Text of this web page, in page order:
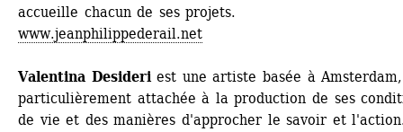
accueille chacun de ses projets.
www.jeanphilippederail.net
Valentina Desideriest une artiste basée à Amsterdam,
particulièrement attachée à la production de ses
de vie et des manières d'approcher le savoir et